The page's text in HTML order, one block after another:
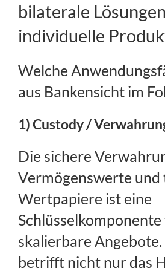
bilaterale
individuelle
Welche
aus Bankensicht im
1) Custody /
Die sichere
Vermögenswerte
Wertpapiere ist eine
skalierbare
betrifft nicht nur das